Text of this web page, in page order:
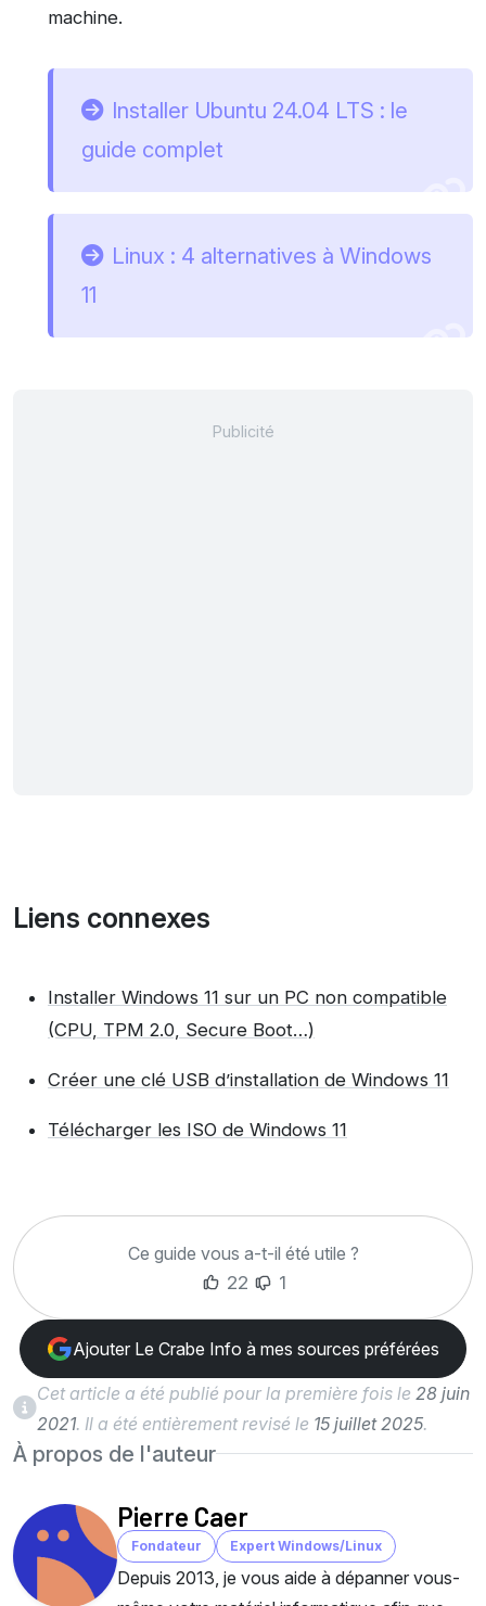
machine.
Installer Ubuntu 24.04 LTS : le
guide complet
Linux : 4 alternatives à Windows
11
Liens connexes
Installer Windows 11 sur un PC non compatible
(CPU, TPM 2.0, Secure Boot…)
Créer une clé USB d’installation de Windows 11
Télécharger les ISO de Windows 11
Ce guide vous a-t-il été utile ?
22
1
Ajouter Le Crabe Info à mes sources préférées
Cet article a été publié pour la première fois le 28 juin
2021. Il a été entièrement revisé le 15 juillet 2025.
À propos de l'auteur
Pierre Caer
Fondateur Expert Windows/Linux
Depuis 2013, je vous aide à dépanner vous-